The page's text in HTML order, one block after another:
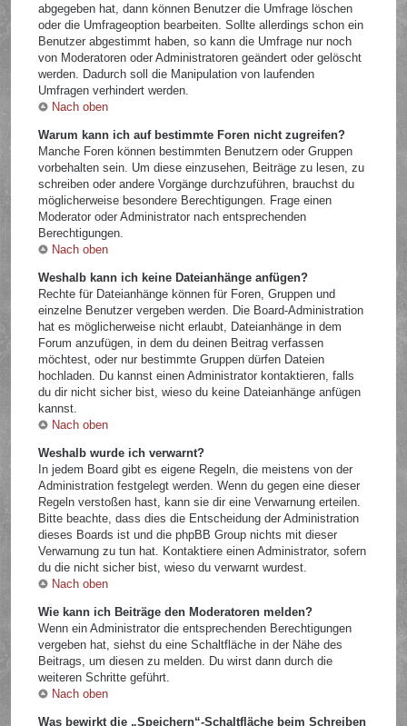
abgegeben hat, dann können Benutzer die Umfrage löschen
oder die Umfrageoption bearbeiten. Sollte allerdings schon ein
Benutzer abgestimmt haben, so kann die Umfrage nur noch
von Moderatoren oder Administratoren geändert oder gelöscht
werden. Dadurch soll die Manipulation von laufenden
Umfragen verhindert werden.
Nach oben
Warum kann ich auf bestimmte Foren nicht zugreifen?
Manche Foren können bestimmten Benutzern oder Gruppen
vorbehalten sein. Um diese einzusehen, Beiträge zu lesen, zu
schreiben oder andere Vorgänge durchzuführen, brauchst du
möglicherweise besondere Berechtigungen. Frage einen
Moderator oder Administrator nach entsprechenden
Berechtigungen.
Nach oben
Weshalb kann ich keine Dateianhänge anfügen?
Rechte für Dateianhänge können für Foren, Gruppen und
einzelne Benutzer vergeben werden. Die Board-Administration
hat es möglicherweise nicht erlaubt, Dateianhänge in dem
Forum anzufügen, in dem du deinen Beitrag verfassen
möchtest, oder nur bestimmte Gruppen dürfen Dateien
hochladen. Du kannst einen Administrator kontaktieren, falls
du dir nicht sicher bist, wieso du keine Dateianhänge anfügen
kannst.
Nach oben
Weshalb wurde ich verwarnt?
In jedem Board gibt es eigene Regeln, die meistens von der
Administration festgelegt werden. Wenn du gegen eine dieser
Regeln verstoßen hast, kann sie dir eine Verwarnung erteilen.
Bitte beachte, dass dies die Entscheidung der Administration
dieses Boards ist und die phpBB Group nichts mit dieser
Verwarnung zu tun hat. Kontaktiere einen Administrator, sofern
du die nicht sicher bist, wieso du verwarnt wurdest.
Nach oben
Wie kann ich Beiträge den Moderatoren melden?
Wenn ein Administrator die entsprechenden Berechtigungen
vergeben hat, siehst du eine Schaltfläche in der Nähe des
Beitrags, um diesen zu melden. Du wirst dann durch die
weiteren Schritte geführt.
Nach oben
Was bewirkt die „Speichern“-Schaltfläche beim Schreiben